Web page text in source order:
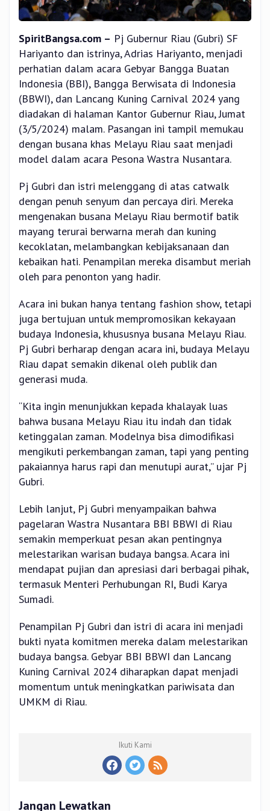
SpiritBangsa.com – Pj Gubernur Riau (Gubri) SF
Hariyanto dan istrinya, Adrias Hariyanto, menjadi
perhatian dalam acara Gebyar Bangga Buatan
Indonesia (BBI), Bangga Berwisata di Indonesia
(BBWI), dan Lancang Kuning Carnival 2024 yang
diadakan di halaman Kantor Gubernur Riau, Jumat
(3/5/2024) malam. Pasangan ini tampil memukau
dengan busana khas Melayu Riau saat menjadi
model dalam acara Pesona Wastra Nusantara.
Pj Gubri dan istri melenggang di atas catwalk
dengan penuh senyum dan percaya diri. Mereka
mengenakan busana Melayu Riau bermotif batik
mayang terurai berwarna merah dan kuning
kecoklatan, melambangkan kebijaksanaan dan
kebaikan hati. Penampilan mereka disambut meriah
oleh para penonton yang hadir.
Acara ini bukan hanya tentang fashion show, tetapi
juga bertujuan untuk mempromosikan kekayaan
budaya Indonesia, khususnya busana Melayu Riau.
Pj Gubri berharap dengan acara ini, budaya Melayu
Riau dapat semakin dikenal oleh publik dan
generasi muda.
“Kita ingin menunjukkan kepada khalayak luas
bahwa busana Melayu Riau itu indah dan tidak
ketinggalan zaman. Modelnya bisa dimodifikasi
mengikuti perkembangan zaman, tapi yang penting
pakaiannya harus rapi dan menutupi aurat,” ujar Pj
Gubri.
Lebih lanjut, Pj Gubri menyampaikan bahwa
pagelaran Wastra Nusantara BBI BBWI di Riau
semakin memperkuat pesan akan pentingnya
melestarikan warisan budaya bangsa. Acara ini
mendapat pujian dan apresiasi dari berbagai pihak,
termasuk Menteri Perhubungan RI, Budi Karya
Sumadi.
Penampilan Pj Gubri dan istri di acara ini menjadi
bukti nyata komitmen mereka dalam melestarikan
budaya bangsa. Gebyar BBI BBWI dan Lancang
Kuning Carnival 2024 diharapkan dapat menjadi
momentum untuk meningkatkan pariwisata dan
UMKM di Riau.
Ikuti Kami
Jangan Lewatkan